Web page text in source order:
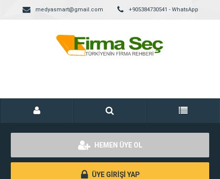
medyasmart@gmail.com +905384730541 - WhatsApp
HEMEN ÜYE OL
ÜYE GİRİŞİ YAP